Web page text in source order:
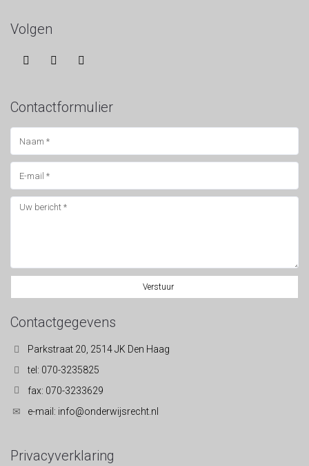
Volgen
Contactformulier
Verstuur
Contactgegevens
Parkstraat 20, 2514 JK Den Haag
tel: 070-3235825
fax: 070-3233629
e-mail: info@onderwijsrecht.nl
Privacyverklaring